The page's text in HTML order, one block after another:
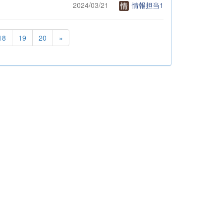
2024/03/21 情報担当1
19 20 »